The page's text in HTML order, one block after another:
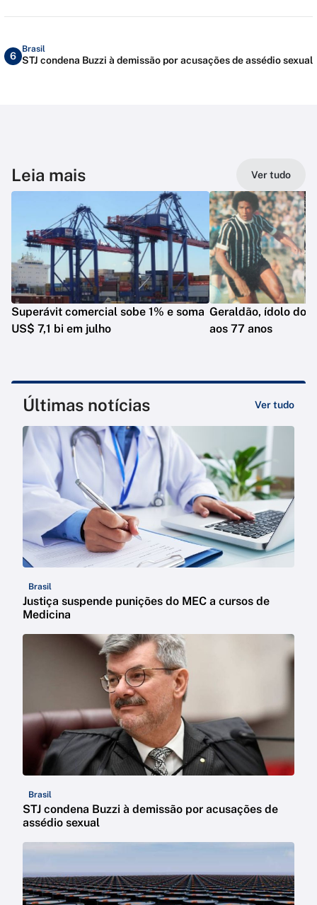
6
Brasil
STJ condena Buzzi à demissão por acusações de assédio sexual
Leia mais Ver tudo
Superávit comercial sobe 1% e soma
US$ 7,1 bi em julho
Geraldão, ídolo do
aos 77 anos
Últimas notícias Ver tudo
Brasil
Justiça suspende punições do MEC a cursos de
Medicina
Brasil
STJ condena Buzzi à demissão por acusações de
assédio sexual